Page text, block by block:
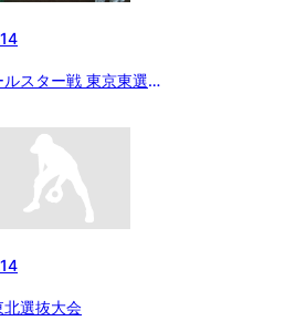
スター戦 東京東選抜
北選抜大会